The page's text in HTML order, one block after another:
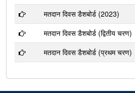
मतदान दिवस डैशबोर्ड (2023)
मतदान दिवस डैशबोर्ड (द्वितीय चरण)
मतदान दिवस डैशबोर्ड (प्रथम चरण)